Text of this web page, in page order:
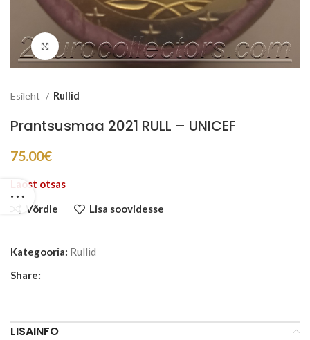
Suurenda
Esileht Rullid
Prantsusmaa 2021 RULL – UNICEF
75.00€
Laost otsas
Võrdle Lisa soovidesse
Kategooria: Rullid
Share:
LISAINFO